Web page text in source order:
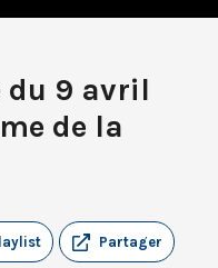
du 9 avril
de la
Partager